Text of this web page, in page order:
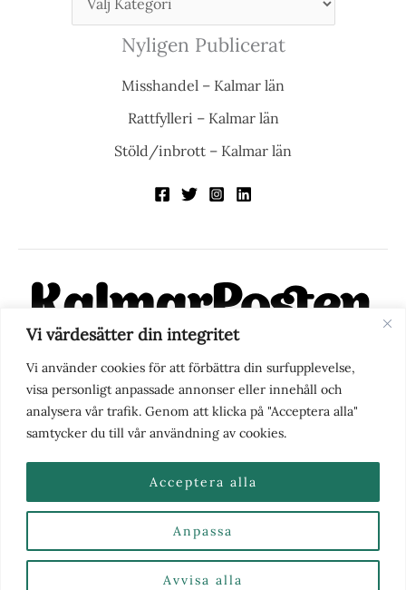
Vi värdesätter din integritet
Vi använder cookies för att förbättra din surfupplevelse,
visa personligt anpassade annonser eller innehåll och
analysera vår trafik. Genom att klicka på "Acceptera alla"
samtycker du till vår användning av cookies.
Anpassa
Avvisa alla
Acceptera alla
Nyligen Publicerat
Misshandel – Kalmar län
Rattfylleri – Kalmar län
Stöld/inbrott – Kalmar län
KalmarPosten är en modern lokalnyhetstidning på nätet. Med
fokus på Kalmarregionen, men också med blick för det större
perspektivet, vill vi vara din självklara kanal för nyheter,
berättelser och engagemang. KalmarPosten grundades 1988 och
fick nya ägare 2025.
Nyhetstips eller frågor?Kontakta oss
2026 | Kalmarposten.se |Se alla Kategorier & Ämnen
här